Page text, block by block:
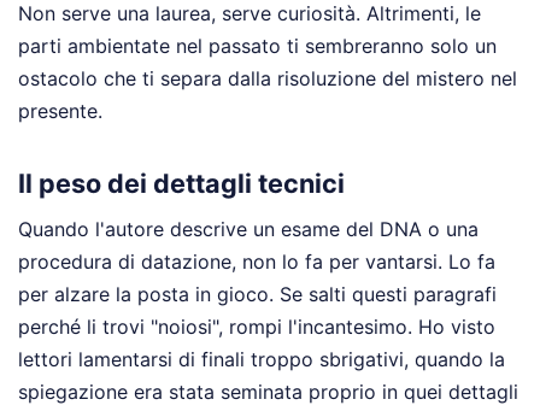
Non serve una laurea, serve curiosità. Altrimenti, le
parti ambientate nel passato ti sembreranno solo un
ostacolo che ti separa dalla risoluzione del mistero nel
presente.
Il peso dei dettagli tecnici
Quando l'autore descrive un esame del DNA o una
procedura di datazione, non lo fa per vantarsi. Lo fa
per alzare la posta in gioco. Se salti questi paragrafi
perché li trovi "noiosi", rompi l'incantesimo. Ho visto
lettori lamentarsi di finali troppo sbrigativi, quando la
spiegazione era stata seminata proprio in quei dettagli